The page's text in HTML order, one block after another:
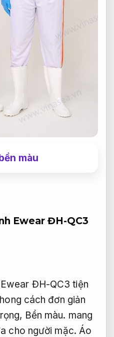
màu
Ewear ĐH-QC3
ĐH-QC3 tiện
cách đơn giản
Bền màu. mang
cho người mặc. Áo